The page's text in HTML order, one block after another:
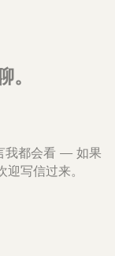
。
我都会看 — 如果
写信过来。